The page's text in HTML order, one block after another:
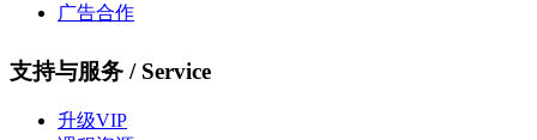
广告合作
支持与服务 / Service
升级VIP